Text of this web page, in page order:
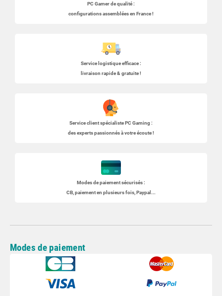
PC Gamerde qualité :
configurations assemblées en France !
Service logistique efficace :
livraison rapide & gratuite !
Service client spécialiste PC Gaming:
des experts passionnés à votre écoute !
Modes de paiement sécurisés :
CB, paiement en plusieurs fois, Paypal...
Modes de paiement